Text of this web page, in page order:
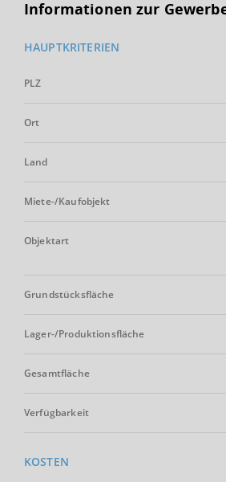
Informationen zur
HAUPTKRITERIEN
PLZ
Ort
Land
Miete-/Kaufobjekt
Objektart
Grundstücksfläche
Lager-/Produktionsfläche
Gesamtfläche
Verfügbarkeit
KOSTEN